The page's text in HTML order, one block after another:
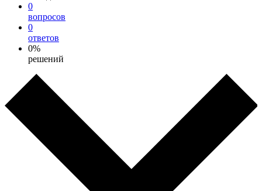
0
вопросов
0
ответов
0%
решений